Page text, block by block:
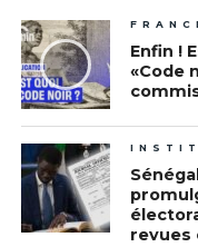
Enfin !
«Code
revues